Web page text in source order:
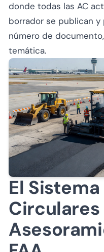
donde todas las AC
borrador se publican
número de
temática.
El
Circulares